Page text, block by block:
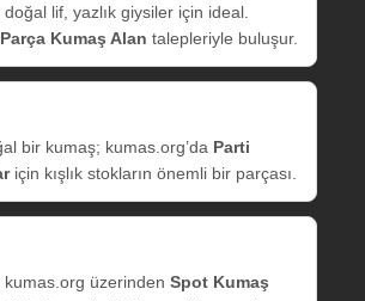
lif, yazlık giysiler için ideal.
Parça Kumaş Alan talepleriyle buluşur.
bir kumaş; kumas.org’da Parti
için kışlık stokların önemli bir parçası.
üzerinden Spot Kumaş